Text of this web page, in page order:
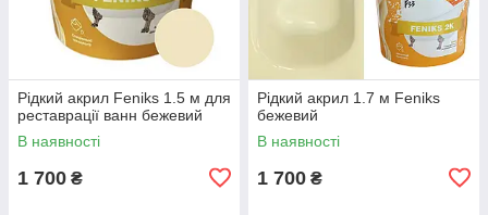
Рідкий акрил Feniks 1.5 м для
реставрації ванн бежевий
В наявності
1 700 ₴
Рідкий акрил 1.7 м Feniks
бежевий
В наявності
1 700 ₴